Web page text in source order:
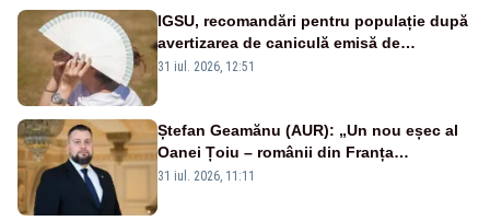
IGSU, recomandări pentru populație după
avertizarea de caniculă emisă de
meteorologi
31 iul. 2026, 12:51
Ștefan Geamănu (AUR): „Un nou eșec al
Oanei Țoiu – românii din Franța
abandonați de propriul minister de
31 iul. 2026, 11:11